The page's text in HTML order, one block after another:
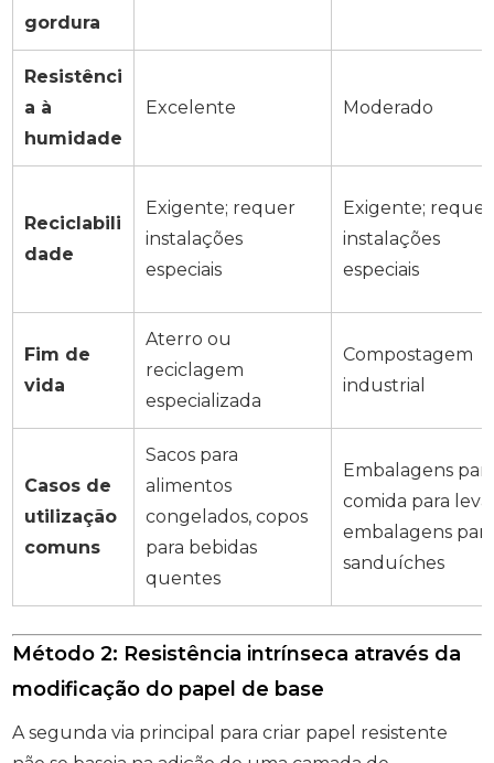
gordura
Resistênci
a à
humidade
Excelente Moderado
Reciclabili
dade
Exigente; requer
instalações
especiais
Exigente; requer
instalações
especiais
Fim de
vida
Aterro ou
reciclagem
especializada
Compostagem
industrial
Casos de
utilização
comuns
Sacos para
alimentos
congelados, copos
para bebidas
quentes
Embalagens
comida para
embalagens
sanduíches
Método 2: Resistência intrínseca através da
modificação do papel de base
A segunda via principal para criar papel resistente